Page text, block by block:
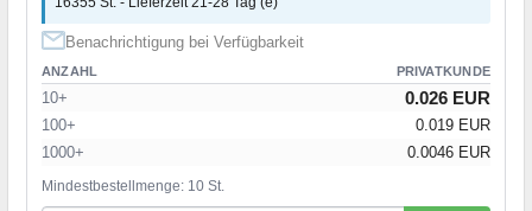
Benachrichtigung bei Verfügbarkeit
ANZAHL PRIVATKUNDE
10+ 0.026 EUR
100+
0.019 EUR
1000+
0.0046 EUR
Mindestbestellmenge: 10 St.